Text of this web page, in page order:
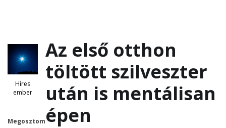
Híres
ember
Megosztom
Az első otthon
töltött szilveszter
után is mentálisan
épen